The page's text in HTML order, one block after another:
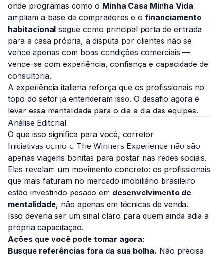
onde programas como o Minha Casa Minha Vida
ampliam a base de compradores e o financiamento
habitacional segue como principal porta de entrada
para a casa própria, a disputa por clientes não se
vence apenas com boas condições comerciais —
vence-se com experiência, confiança e capacidade de
consultoria.
A experiência italiana reforça que os profissionais no
topo do setor já entenderam isso. O desafio agora é
levar essa mentalidade para o dia a dia das equipes.
Análise Editorial
O que isso significa para você, corretor
Iniciativas como o The Winners Experience não são
apenas viagens bonitas para postar nas redes sociais.
Elas revelam um movimento concreto: os profissionais
que mais faturam no mercado imobiliário brasileiro
estão investindo pesado em desenvolvimento de
mentalidade, não apenas em técnicas de venda.
Isso deveria ser um sinal claro para quem ainda adia a
própria capacitação.
Ações que você pode tomar agora:
Busque referências fora da sua bolha. Não precisa